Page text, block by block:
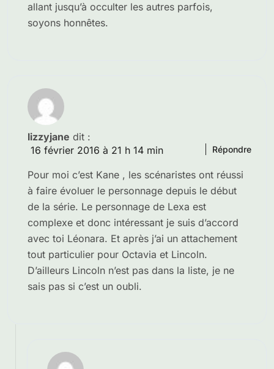
allant jusqu’à occulter les autres parfois,
soyons honnêtes.
lizzyjane dit :
16 février 2016 à 21 h 14 min
Pour moi c’est Kane , les scénaristes ont réussi
à faire évoluer le personnage depuis le début
de la série. Le personnage de Lexa est
complexe et donc intéressant je suis d’accord
avec toi Léonara. Et après j’ai un attachement
tout particulier pour Octavia et Lincoln.
D’ailleurs Lincoln n’est pas dans la liste, je ne
sais pas si c’est un oubli.
Répondre